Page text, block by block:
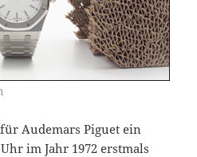
für Audemars Piguet ein
im Jahr 1972 erstmals